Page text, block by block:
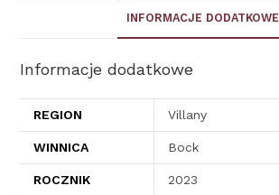
INFORMACJE DODATKOWE
Informacje dodatkowe
REGION Villany
WINNICA Bock
ROCZNIK 2023